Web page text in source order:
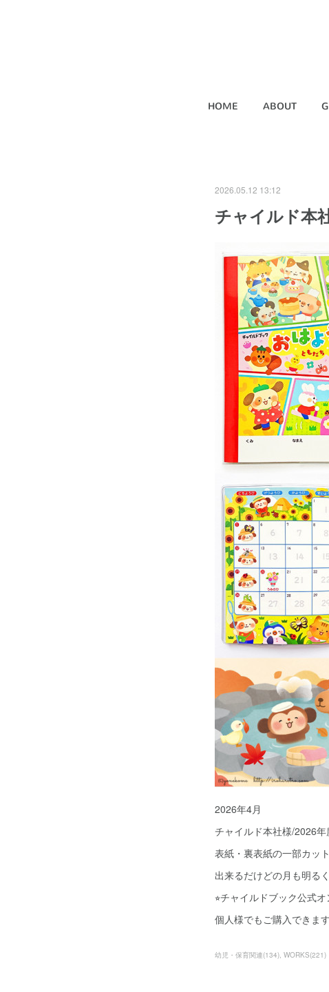
HOME ABOUT
2026.05.12 13:12
チャイルド本
2026年4月
チャイルド本社様/2026年
表紙・裏表紙の一部カッ
出来るだけどの月も明る
⭐︎チャイルドブック公式
個人様でもご購入できます
幼児・保育関連(134) WORKS(221)